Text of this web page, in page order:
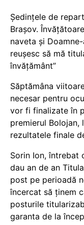
Ședințele de
Brașov.
naveta și
reușesc să mă
învățământ”
Săptămâna
necesar pentru
vor fi finalizate în
premierul Bolojan,
rezultatele finale
Sorin Ion, întrebat
dau an de an
post pe perioadă
încercat să ținem
posturile
garanta de la